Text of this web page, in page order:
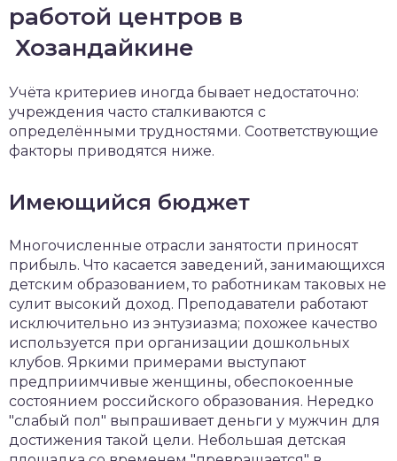
работой центров в
Хозандайкине
Учёта критериев иногда бывает недостаточно:
учреждения часто сталкиваются с
определёнными трудностями. Соответствующие
факторы приводятся ниже.
Имеющийся бюджет
Многочисленные отрасли занятости приносят
прибыль. Что касается заведений, занимающихся
детским образованием, то работникам таковых не
сулит высокий доход. Преподаватели работают
исключительно из энтузиазма; похожее качество
используется при организации дошкольных
клубов. Яркими примерами выступают
предприимчивые женщины, обеспокоенные
состоянием российского образования. Нередко
"слабый пол" выпрашивает деньги у мужчин для
достижения такой цели. Небольшая детская